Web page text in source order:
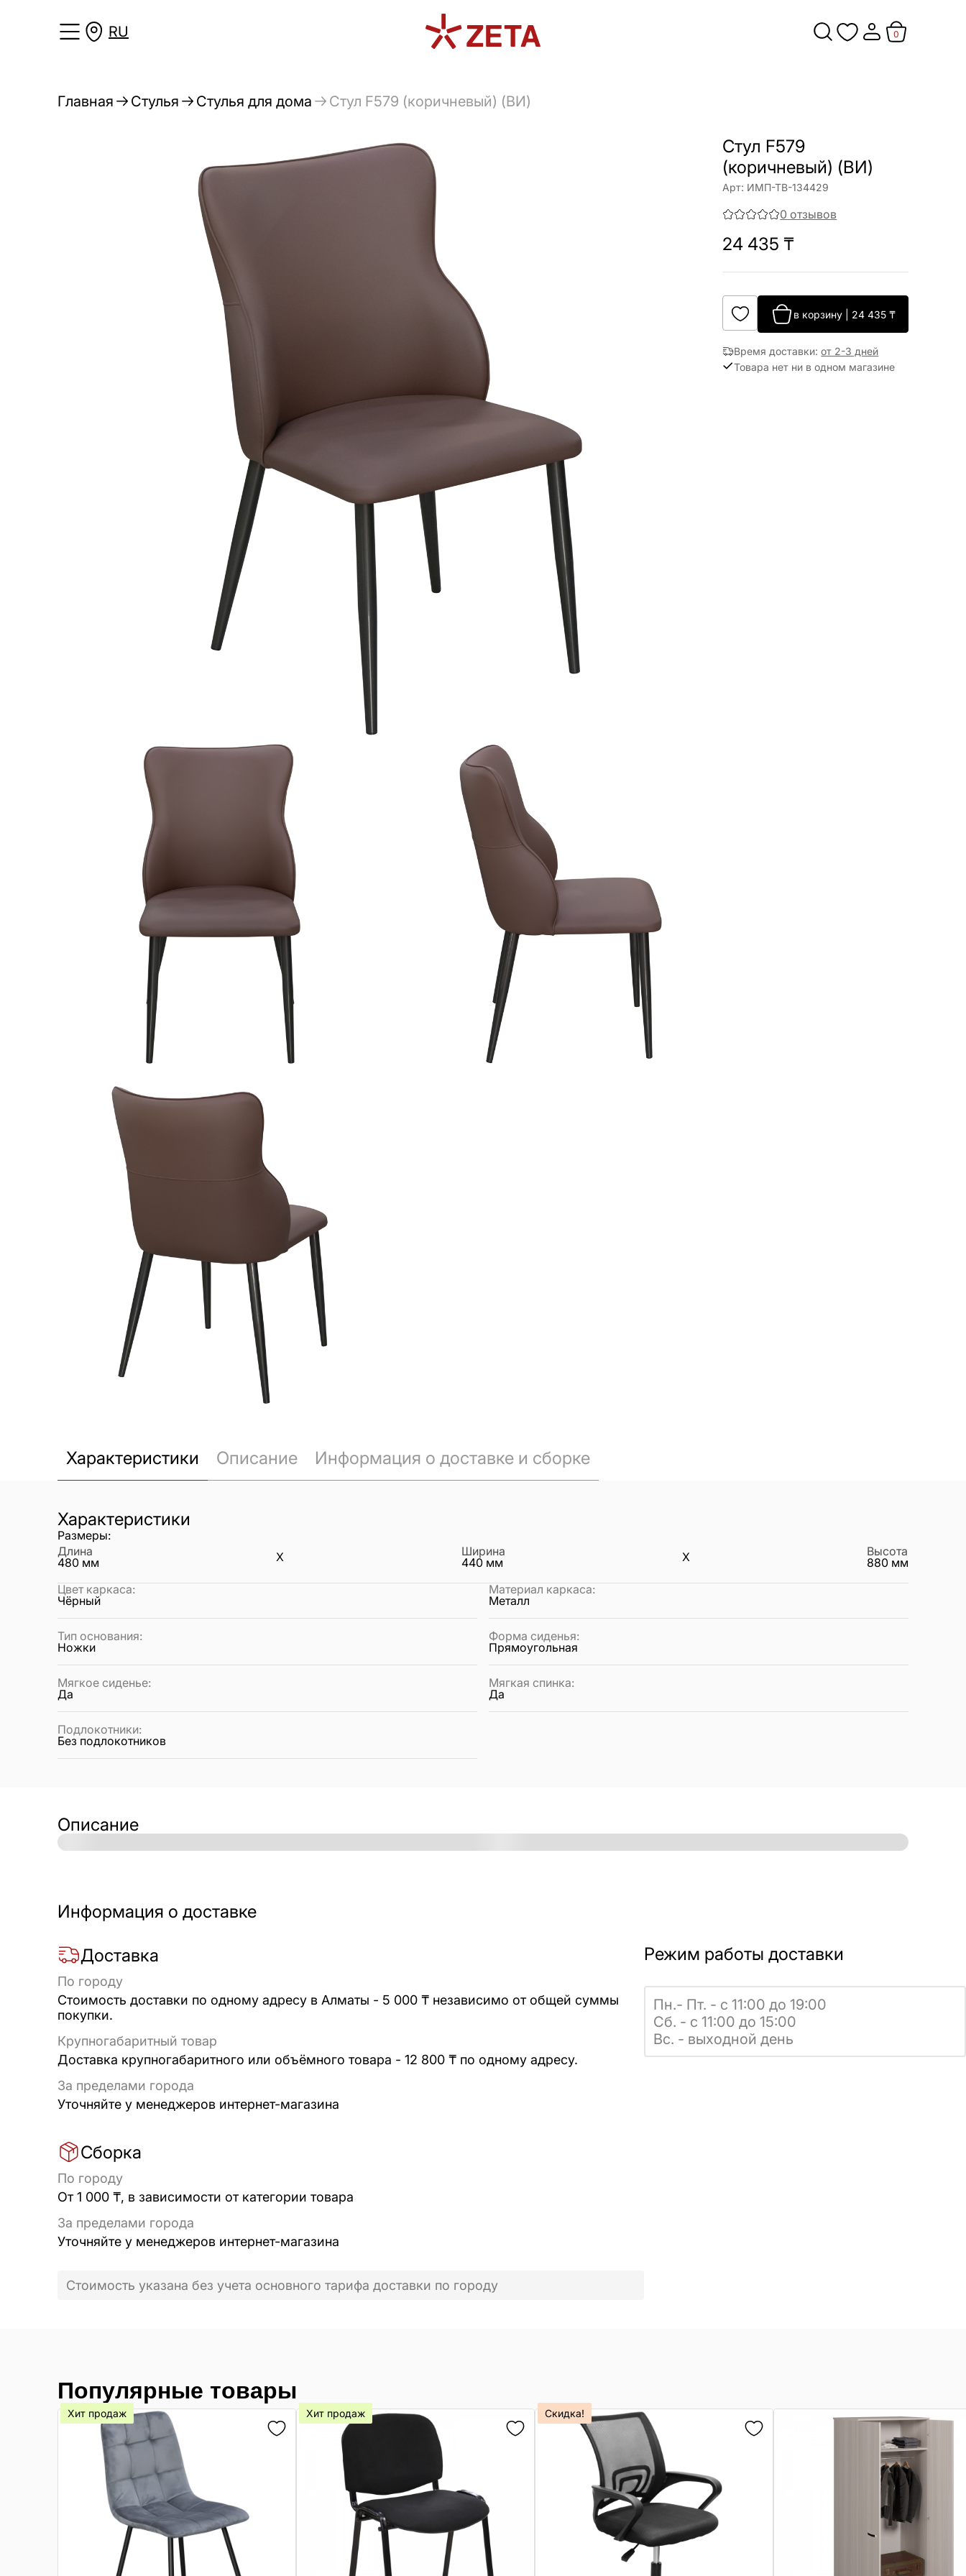
RU 0
Главная Стулья Стулья для дома Стул F579 (коричневый) (ВИ)
Стул F579
(коричневый) (ВИ)
Арт: ИМП-ТВ-134429
0 отзывов
24 435 ₸
в корзину 24 435 ₸
Время доставки:от 2-3 дней
Товара нет ни в одном магазине
Характеристики Описание Информация о доставке и сборке
Характеристики
Размеры:
Длина
480 мм X
Ширина
440 мм X
Высота
880 мм
Цвет каркаса:
Чёрный
Материал каркаса:
Металл
Тип основания:
Ножки
Форма сиденья:
Прямоугольная
Мягкое сиденье:
Да
Мягкая спинка:
Да
Подлокотники:
Без подлокотников
Описание
Информация о доставке
Доставка
По городу
Стоимость доставки по одному адресу в Алматы - 5 000 ₸ независимо от общей суммы
покупки.
Крупногабаритный товар
Доставка крупногабаритного или объёмного товара - 12 800 ₸ по одному адресу.
За пределами города
Уточняйте у менеджеров интернет-магазина
Сборка
По городу
От 1 000 ₸, в зависимости от категории товара
За пределами города
Уточняйте у менеджеров интернет-магазина
Стоимость указана без учета основного тарифа доставки по городу
Режим работы доставки
Пн.- Пт. - с 11:00 до 19:00
Сб. - с 11:00 до 15:00
Вс. - выходной день
Популярные товары
Хит продаж Хит продаж Скидка!